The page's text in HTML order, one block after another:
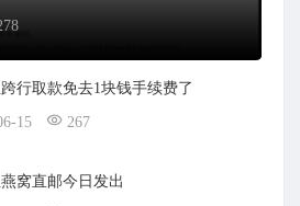
行取款免去1块钱手续费了
15 267
窝直邮今日发出